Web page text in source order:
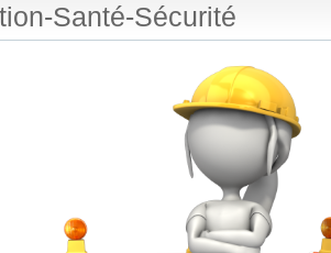
Santé-Sécurité